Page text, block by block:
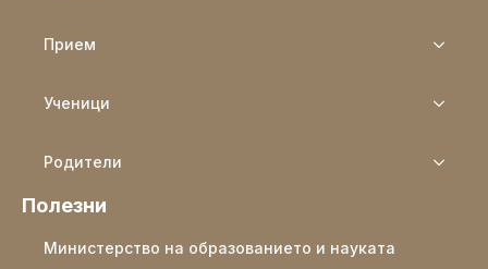
Прием
Ученици
Родители
Полезни
Министерство на образованието и науката